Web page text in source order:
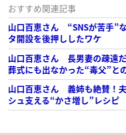
おすすめ関連記事
山口百恵さん “SNSが苦手”
タ開設を後押ししたワケ
山口百恵さん 長男妻の疎遠
葬式にも出なかった“毒父”と
山口百恵さん 義姉も絶賛！
シュ支える“かさ増し”レシピ